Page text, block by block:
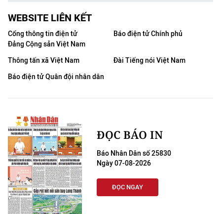
WEBSITE LIÊN KẾT
Cổng thông tin điện tử
Đảng Cộng sản Việt Nam
Báo điện tử Chính phủ
Thông tấn xã Việt Nam
Đài Tiếng nói Việt Nam
Báo điện tử Quân đội nhân dân
ĐỌC BÁO IN
Báo Nhân Dân số 25830
Ngày 07-08-2026
ĐỌC NGAY